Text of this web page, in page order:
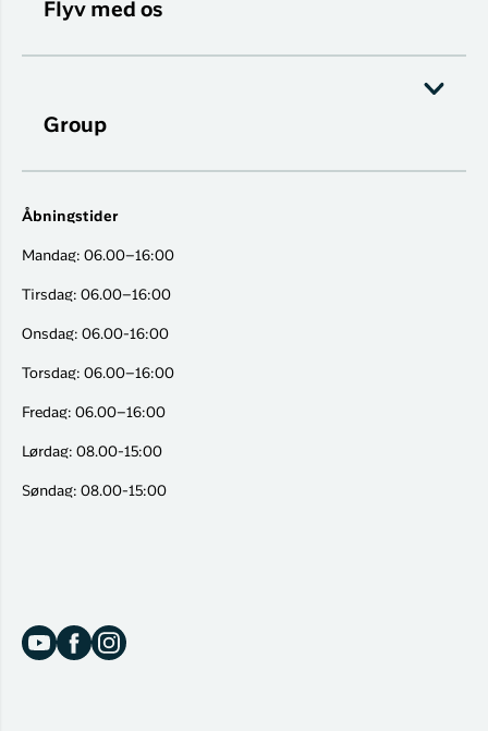
Flyv med os
Group
Åbningstider
Mandag: 06.00–16:00
Tirsdag: 06.00–16:00
Onsdag: 06.00-16:00
Torsdag: 06.00–16:00
Fredag: 06.00–16:00
Lørdag: 08.00-15:00
Søndag: 08.00-15:00